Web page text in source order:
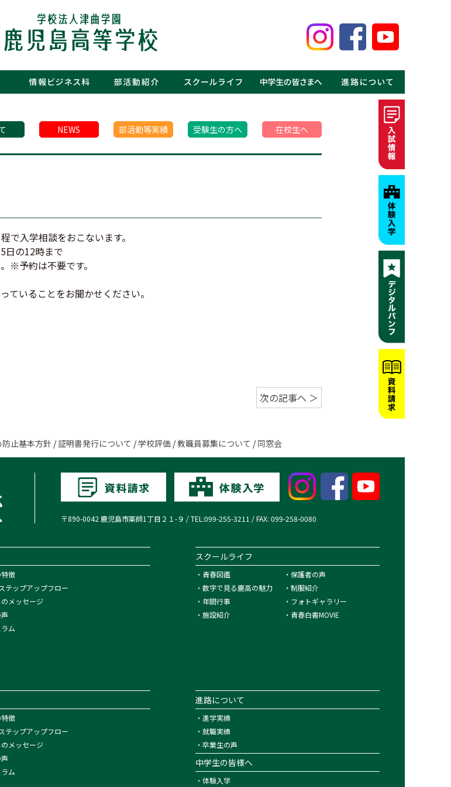
NEWS 部活動等実績 受験生の方へ 在校生へ
で入学相談をおこないます。
日の12時まで
※予約は不要です。
ていることをお聞かせください。
次の記事へ ＞
防止基本方針 /証明書発行について /学校評価 /教職員募集について /同窓会
〒890-0042 鹿児島市薬師1丁目２１-９ / TEL:099-255-3211 / FAX: 099-258-0080
徴
テップアップフロー
メッセージ
ム
徴
テップアップフロー
メッセージ
ム
スクールライフ
・ 青春図鑑 ・保護者の声
・ 数字で見る鹿高の魅力 ・制服紹介
・ 年間行事 ・ フォトギャラリー
・ 施設紹介 ・ 青春白書MOVIE
進路について
・ 進学実績
・ 就職実績
・ 卒業生の声
中学生の皆様へ
・ 体験入学